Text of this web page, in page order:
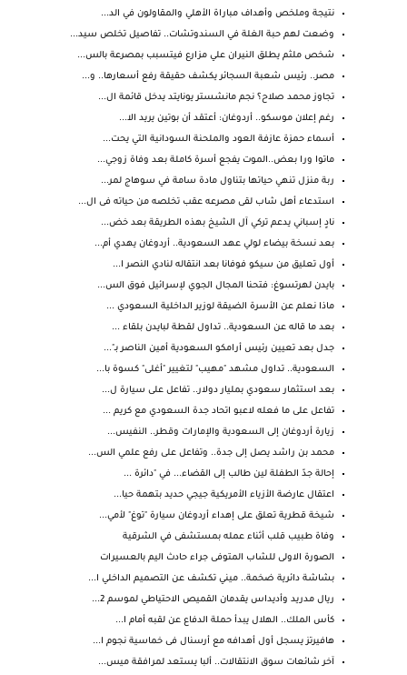
نتيجة وملخص وأهداف مباراة الأهلي والمقاولون في الد...
وضعت لهم حبة الغلة في السندوتشات.. تفاصيل تخلص سيد...
شخص ملثم يطلق النيران علي مزارع فيتسبب بمصرعة بالس...
مصر.. رئيس شعبة السجائر يكشف حقيقة رفع أسعارها.. و...
تجاوز محمد صلاح؟ نجم مانشستر يونايتد يدخل قائمة ال...
رغم إعلان موسكو.. أردوغان: أعتقد أن بوتين يريد الا...
أسماء حمزة عازفة العود والملحنة السودانية التي يحت...
ماتوا ورا بعض..الموت يفجع أسرة كاملة بعد وفاة زوجي...
ربة منزل تنهي حياتها بتناول مادة سامة في سوهاج لمر...
استدعاء أهل شاب لقى مصرعه عقب تخلصه من حياته فى ال...
نادٍ إسباني يدعم تركي آل الشيخ بهذه الطريقة بعد خض...
بعد نسخة بيضاء لولي عهد السعودية.. أردوغان يهدي أم...
أول تعليق من سيكو فوفانا بعد انتقاله لنادي النصر ا...
بايدن لهرتسوغ: فتحنا المجال الجوي لإسرائيل فوق الس...
ماذا نعلم عن الأسرة الضيقة لوزير الداخلية السعودي ...
بعد ما قاله عن السعودية.. تداول لقطة لبايدن بلقاء ...
جدل بعد تعيين رئيس أرامكو السعودية أمين الناصر بـ"...
السعودية.. تداول مشهد "مهيب" لتغيير "أغلى" كسوة با...
بعد استثمار سعودي بمليار دولار.. تفاعل على سيارة ل...
تفاعل على ما فعله لاعبو اتحاد جدة السعودي مع كريم ...
زيارة أردوغان إلى السعودية والإمارات وقطر.. النفيس...
محمد بن راشد يصل إلى جدة.. وتفاعل على رفع علمي الس...
إحالة جدّ الطفلة لين طالب إلى القضاء... في "دائرة ...
اعتقال عارضة الأزياء الأمريكية جيجي حديد بتهمة حيا...
شيخة قطرية تعلق على إهداء أردوغان سيارة "توغ" لأمي...
وفاة طبيب قلب أثناء عمله بمستشفى في الشرقية
الصورة الاولى للشاب المتوفى جراء حادث اليم بالعسيرات
بشاشة دائرية ضخمة.. ميني تكشف عن التصميم الداخلي ا...
ريال مدريد وأديداس يقدمان القميص الاحتياطي لموسم 2...
كأس الملك.. الهلال يبدأ حملة الدفاع عن لقبه أمام ا...
هافيرتز يسجل أول أهدافه مع أرسنال فى خماسية نجوم ا...
آخر شائعات سوق الانتقالات.. ألبا يستعد لمرافقة ميس...